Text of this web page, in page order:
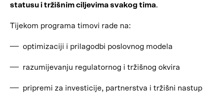
statusu i tržišnim ciljevima svakog tima.
Tijekom programa timovi rade na:
optimizaciji i prilagodbi poslovnog modela
razumijevanju regulatornog i tržišnog okvira
pripremi za investicije, partnerstva i tržišni nastup